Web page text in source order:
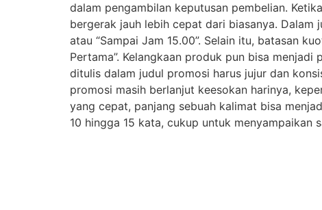
dalam pengambilan keputusan pembelian.
bergerak jauh lebih cepat dari biasanya. Dalam
atau “Sampai Jam 15.00”. Selain itu, batasan
Pertama”. Kelangkaan produk pun bisa
ditulis dalam judul promosi harus jujur dan
promosi masih berlanjut keesokan harinya,
yang cepat, panjang sebuah kalimat bisa
10 hingga 15 kata, cukup untuk